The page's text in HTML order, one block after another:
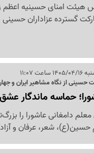
هیئت امنای حسینیه اعظم
گسترده عزاداران
ساعت 11:07
حسینی از نگاه مشاهیر ایران و
حماسه ماندگار عشق
دامغانی عاشورا را
حسین(ع)، شعر، عرفان و